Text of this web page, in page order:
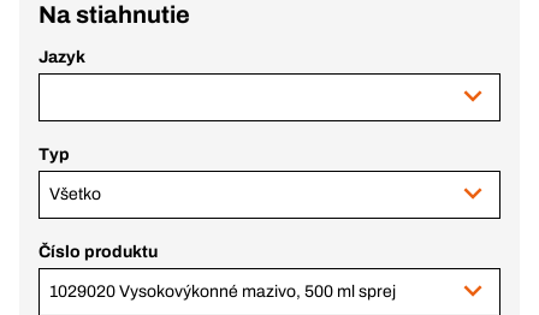
Na stiahnutie
Jazyk
Typ
Všetko
Číslo produktu
1029020 Vysokovýkonné mazivo, 500 ml sprej